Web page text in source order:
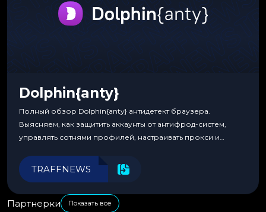
Dolphin{anty}
Полный обзор Dolphin{anty} антидетект браузера.
Выясняем, как защитить аккаунты от антифрод-систем,
управлять сотнями профилей, настраивать прокси и
эффективности.
TRAFFNEWS
Партнерки Показать все